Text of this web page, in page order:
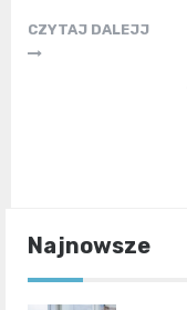
CZYTAJ DALEJJ
Najnowsze